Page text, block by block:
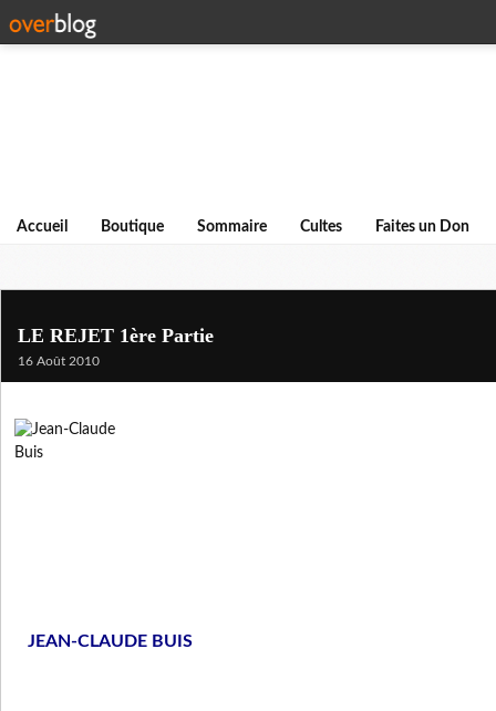
Accueil Boutique Sommaire Cultes Faites un Don
LE REJET 1ère Partie
16 Août 2010
JEAN-CLAUDE BUIS